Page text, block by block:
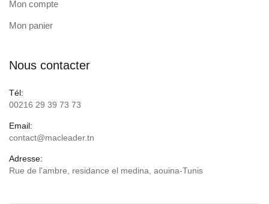
Mon compte
Mon panier
Nous contacter
Tél:
00216 29 39 73 73
Email:
contact@macleader.tn
Adresse:
Rue de l'ambre, residance el medina, aouina-Tunis